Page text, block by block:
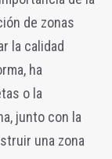
de zonas
la calidad
ha
o la
junto con la
una zona